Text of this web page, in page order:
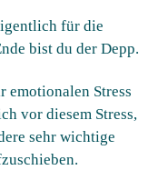
für die
bist du der Depp.
emotionalen Stress
vor diesem Stress,
sehr wichtige